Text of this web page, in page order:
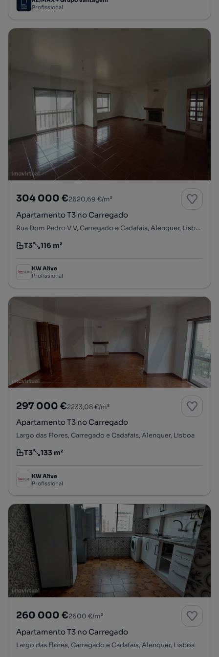
Profissional
304 000 €2620,69 €/m²
Apartamento T3 no Carregado
Rua Dom Pedro V V, Carregado e Cadafais, Alenquer, Lisboa
Tipologia
T3
Preço por metro quadrado
116 m²
KW Alive
Profissional
297 000 €2233,08 €/m²
Apartamento T3 no Carregado
Largo das Flores, Carregado e Cadafais, Alenquer, Lisboa
Tipologia
T3
Preço por metro quadrado
133 m²
KW Alive
Profissional
260 000 €2600 €/m²
Apartamento T3 no Carregado
Largo das Flores, Carregado e Cadafais, Alenquer, Lisboa